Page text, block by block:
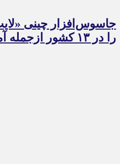
جاسوس‌افزار چینی
را در ۱۳ کشور ازجمله آمریکا هدف گرفت